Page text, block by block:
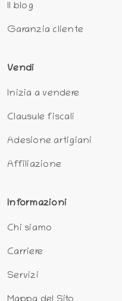
Il blog
Garanzia cliente
Vendi
Inizia a vendere
Clausule fiscali
Adesione artigiani
Affiliazione
Informazioni
Chi siamo
Carriere
Servizi